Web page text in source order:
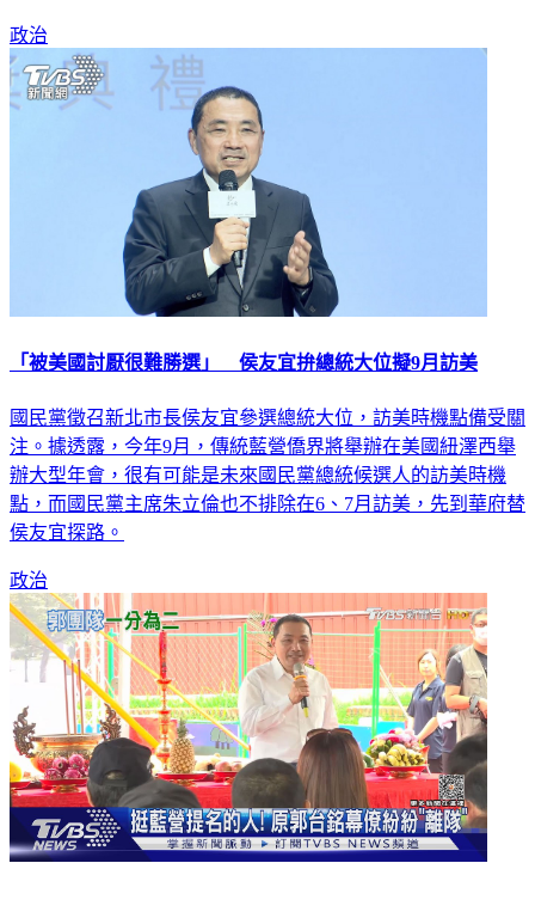
政治
「被美國討厭很難勝選」 侯友宜拚總統大位擬9月訪美
國民黨徵召新北市長侯友宜參選總統大位，訪美時機點備受關
注。據透露，今年9月，傳統藍營僑界將舉辦在美國紐澤西舉
辦大型年會，很有可能是未來國民黨總統候選人的訪美時機
點，而國民黨主席朱立倫也不排除在6、7月訪美，先到華府替
侯友宜探路。
政治